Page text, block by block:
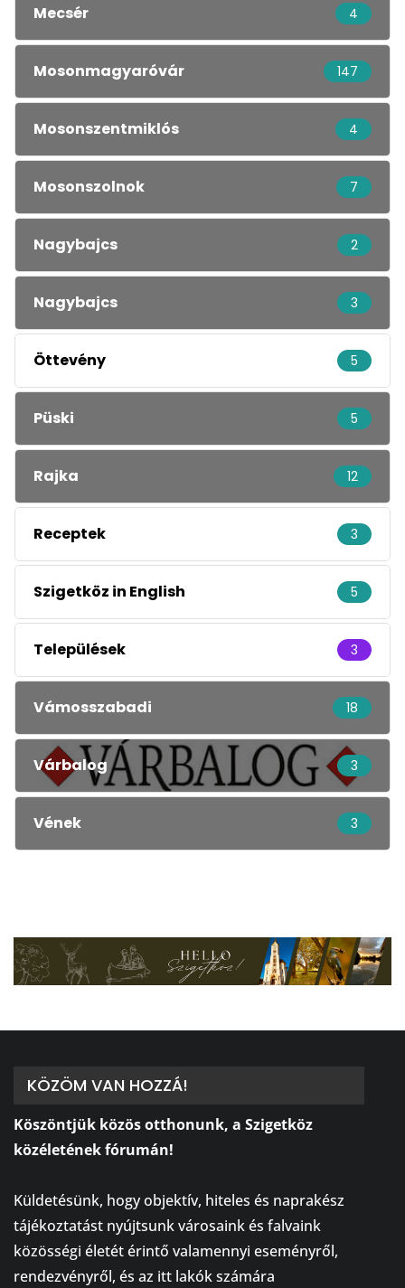
Mecsér 4
Mosonmagyaróvár 147
Mosonszentmiklós 4
Mosonszolnok 7
Nagybajcs 2
Nagybajcs 3
Öttevény 5
Püski 5
Rajka 12
Receptek 3
Szigetköz in English 5
Települések 3
Vámosszabadi 18
Várbalog 3
Vének 3
KÖZÖM VAN HOZZÁ!
Köszöntjük közös otthonunk, a Szigetköz
közéletének fórumán!
Küldetésünk, hogy objektív, hiteles és naprakész
tájékoztatást nyújtsunk városaink és falvaink
közösségi életét érintő valamennyi eseményről,
rendezvényről, és az itt lakók számára